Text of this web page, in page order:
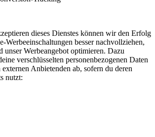
dieses Dienstes können wir den Erfolg
Werbeeinschaltungen besser nachvollziehen,
unser Werbeangebot optimieren. Dazu
verschlüsselten personenbezogenen Daten
Anbietenden ab, sofern du deren
nutzt: